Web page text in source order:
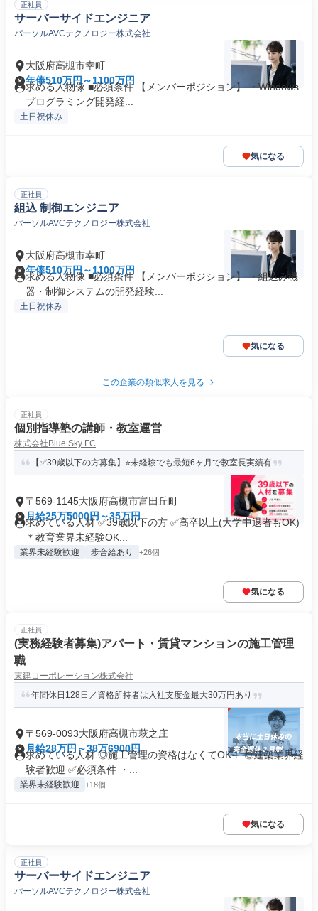
正社員
サーバーサイドエンジニア
パーソルAVCテクノロジー株式会社
大阪府高槻市幸町
年俸510万円～1100万円
求める人物像 ■必須条件 【メンバーポジション】 ・Windows
プログラミング開発経...
土日祝休み
気になる
正社員
組込 制御エンジニア
パーソルAVCテクノロジー株式会社
大阪府高槻市幸町
年俸510万円～1100万円
求める人物像 ■必須条件 【メンバーポジション】 ・組込み機
器・制御システムの開発経験...
土日祝休み
気になる
この企業の類似求人を見る
正社員
個別指導塾の講師・教室運営
株式会社Blue Sky FC
【✅39歳以下の方募集】⭐未経験でも最短6ヶ月で教室長実績有
〒569-1145大阪府高槻市富田丘町
月給25万5000円～35万円
求めている人材 ✅39歳以下の方 ✅高卒以上(大学中退者もOK)
＊教育業界未経験OK...
業界未経験歓迎 歩合給あり +26個
気になる
正社員
(実務経験者募集)アパート・賃貸マンションの施工管理
職
東建コーポレーション株式会社
年間休日128日／資格所持者は入社支度金最大30万円あり
〒569-0093大阪府高槻市萩之庄
月給28万円～38万6900円
求めている人材 ◎施工管理の資格はなくてOK！ ◎建築業界経
験者歓迎 ✅必須条件 ・...
業界未経験歓迎 +18個
気になる
正社員
サーバーサイドエンジニア
パーソルAVCテクノロジー株式会社